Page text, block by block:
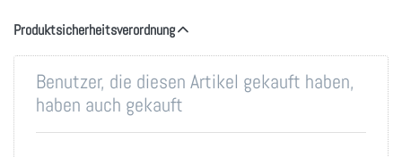
Produktsicherheitsverordnung
Benutzer, die diesen Artikel gekauft haben,
haben auch gekauft